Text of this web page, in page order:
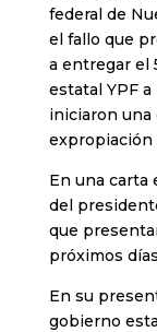
federal de
el fallo que
a entregar el
estatal YPF
iniciaron una
expropiación
En una carta
del
que
próximos
En su
gobierno